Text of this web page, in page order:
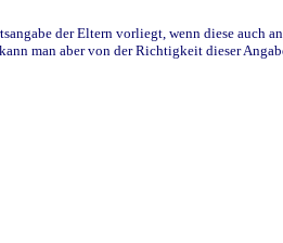
der Eltern vorliegt, wenn diese auch
man aber von der Richtigkeit dieser